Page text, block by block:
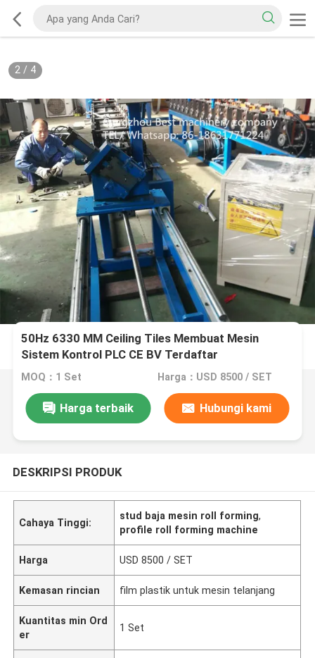
2/ 4
50Hz 6330 MM Ceiling Tiles Membuat Mesin
Sistem Kontrol PLC CE BV Terdaftar
MOQ：1 Set Harga：USD 8500 / SET
Harga terbaik Hubungi kami
DESKRIPSI PRODUK
Cahaya Tinggi:
stud baja mesin roll forming,
profile roll forming machine
Harga USD 8500 / SET
Kemasan rincian film plastik untuk mesin telanjang
Kuantitas min Ord
er
1 Set